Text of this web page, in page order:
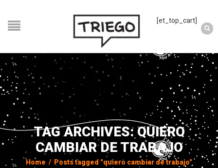
[et_top_cart]
TAG ARCHIVES: QUIERO
CAMBIAR DE TRABAJO
Home / Posts tagged "quiero cambiar de trabajo"